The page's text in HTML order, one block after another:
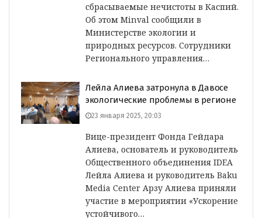
сбрасываемые нечистоты в Каспий.
Об этом Minval сообщили в
Министерстве экологии и
природных ресурсов. Сотрудники
Регионального управления…
Лейла Алиева затронула в Давосе
экологические проблемы в регионе
23 января 2025, 20:03
Вице-президент Фонда Гейдара
Алиева, основатель и руководитель
Общественного объединения IDEA
Лейла Алиева и руководитель Baku
Media Center Арзу Алиева приняли
участие в мероприятии «Ускорение
устойчивого…